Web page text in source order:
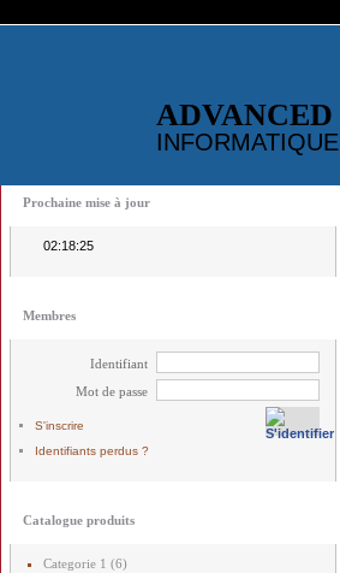
ADVANCED
INFORMATIQUE
Prochaine mise à jour
02:18:25
Membres
Identifiant
Mot de passe
S'inscrire
Identifiants perdus ?
Catalogue produits
Categorie 1 (6)